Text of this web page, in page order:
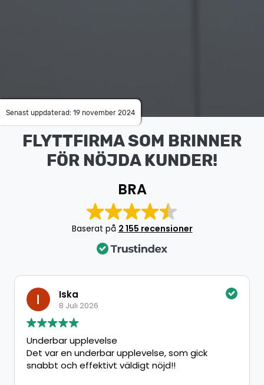
Senast uppdaterad: 19 november 2024
FLYTTFIRMA SOM BRINNER
FÖR NÖJDA KUNDER!
BRA
Baserat på 2 155 recensioner
Iska
8 Juli 2026
Underbar upplevelse
Det var en underbar upplevelse, som gick
snabbt och effektivt väldigt nöjd!!